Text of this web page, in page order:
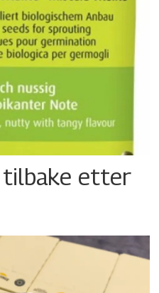
tilbake etter